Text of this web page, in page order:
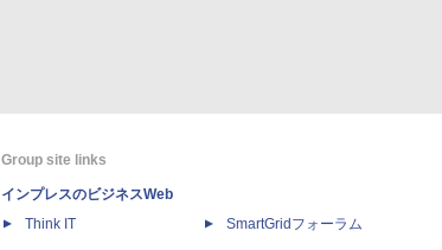
Group site links
インプレスのビジネスWeb
Think IT
SmartGridフォーラム